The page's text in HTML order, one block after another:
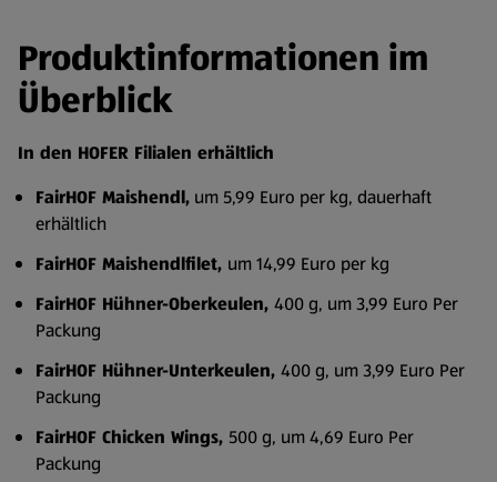
Produktinformationen im
Überblick
In den HOFER Filialen erhältlich
FairHOF Maishendl, um 5,99 Euro per kg, dauerhaft
erhältlich
FairHOF Maishendlfilet, um 14,99 Euro per kg
FairHOF Hühner-Oberkeulen, 400 g, um 3,99 Euro Per
Packung
FairHOF Hühner-Unterkeulen, 400 g, um 3,99 Euro Per
Packung
FairHOF Chicken Wings, 500 g, um 4,69 Euro Per
Packung